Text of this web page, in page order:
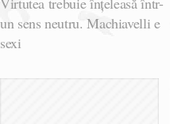
un sens neutru. Machiavelli e
sexi